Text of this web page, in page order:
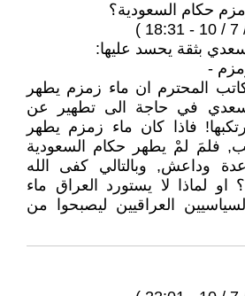
بثقة يحسد عليها:
-
المحترم ان ماء زمزم يطهر
سعدي في حاجة الى تطهير عن
فاذا كان ماء زمزم يطهر
فلمَ لمْ يطهر حكام السعودية
وداعش, وبالتالي كفى الله
او لماذا لا يستورد العراق ماء
العراقيين ليصبحوا من